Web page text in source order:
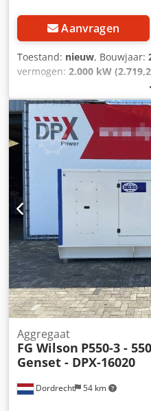
Aanvragen
Toestand: nieuw, Bouwjaar:
vermogen: 2.000 kW
,
Dksdewbnhlepfx Acasr
Generatorvermogen: 2.500
218 x 290 cm CE-
contact op met Team DPX
opties en toebehoren = -
Dordrecht 54 km
Aggregaat
FG Wilson P550-3 -
Genset - DPX-16020